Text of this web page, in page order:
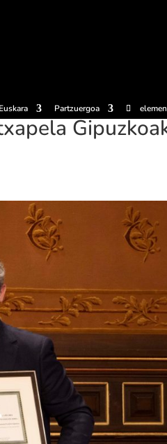
Euskara Partzuergoa